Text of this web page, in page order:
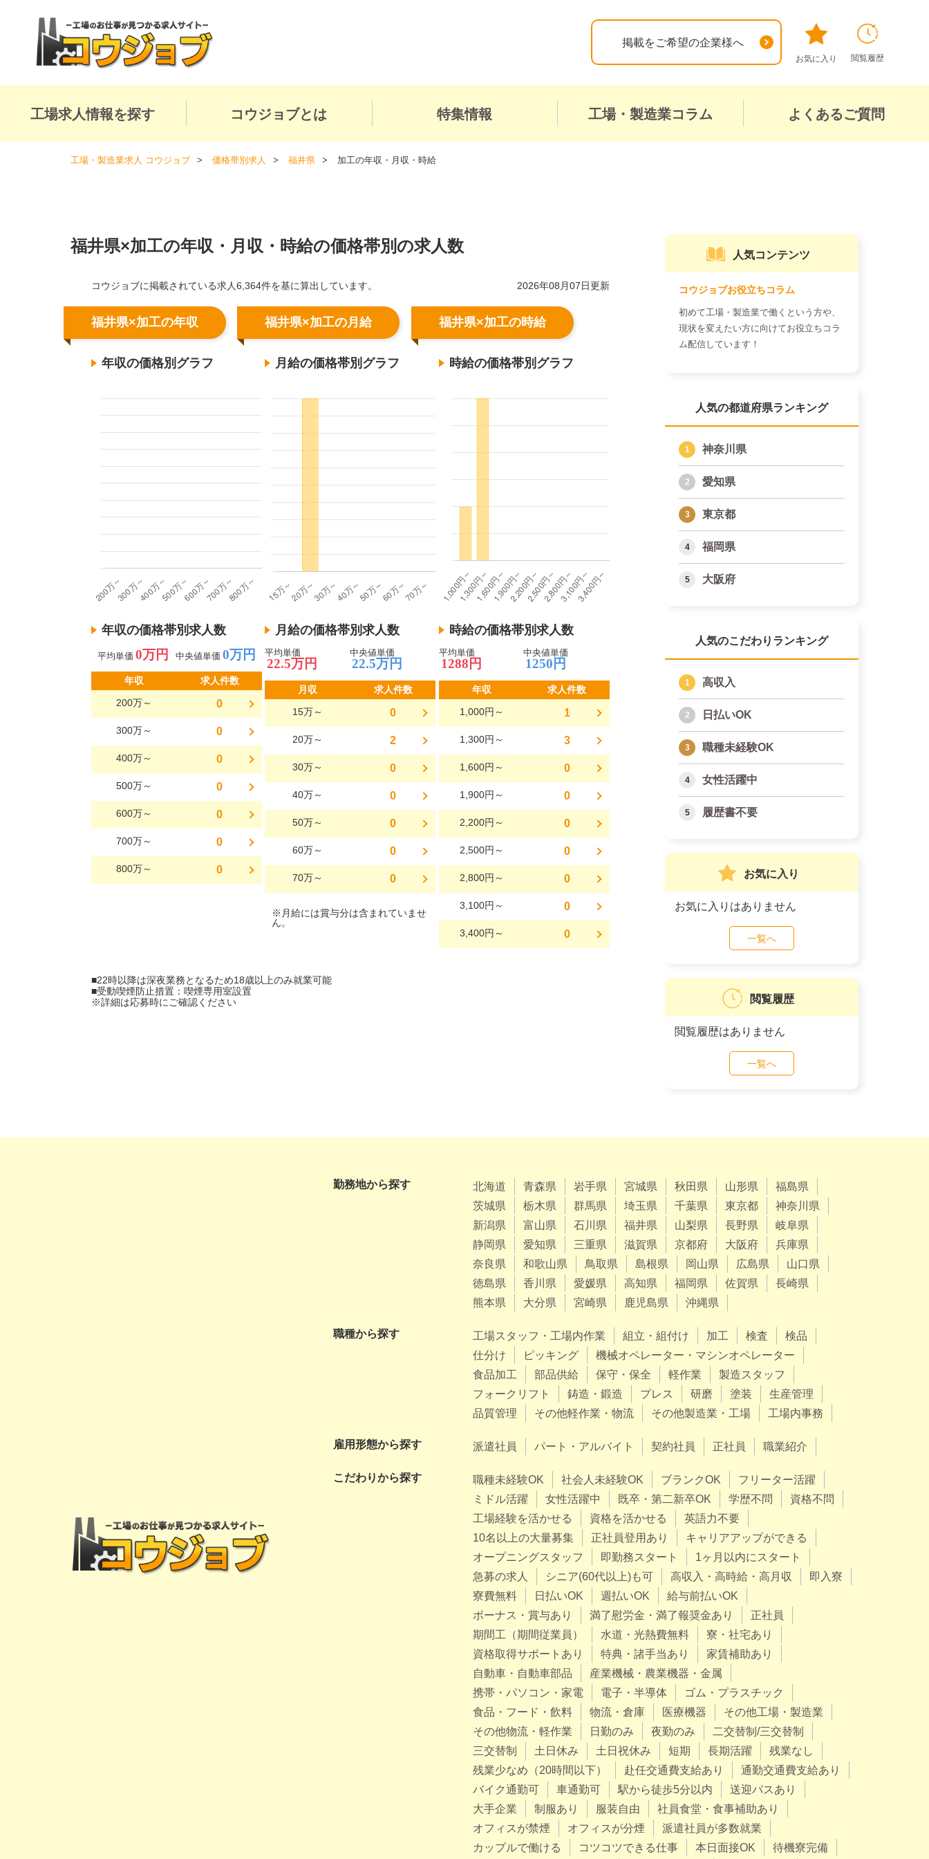
掲載をご希望の企業様へ
お気に入り 閲覧履歴
工場求人情報を探す コウジョブとは 特集情報 工場・製造業コラム よくあるご質問
工場・製造業求人 コウジョブ 価格帯別求人 福井県 加工の年収・月収・時給
福井県×加工の年収・月収・時給の価格帯別の求人数
2026年08月07日更新
コウジョブに掲載されている求人6,364件を基に算出しています。
福井県×加工の年収
年収の価格別グラフ
年収の価格帯別求人数
平均単価 0万円 中央値単価 0万円
年収
求人件数
200万～
0
300万～ 0
400万～ 0
500万～ 0
600万～ 0
700万～ 0
800万～ 0
福井県×加工の月給
月給の価格帯別グラフ
月給の価格帯別求人数
平均単価
22.5万円
中央値単価
22.5万円
月収
求人件数
15万～
0
20万～ 2
30万～ 0
40万～ 0
50万～ 0
60万～ 0
70万～ 0
※月給には賞与分は含まれていませ
ん。
福井県×加工の時給
時給の価格帯別グラフ
時給の価格帯別求人数
平均単価
1288円
中央値単価
1250円
年収
求人件数
1,000円～
1
1,300円～ 3
1,600円～ 0
1,900円～ 0
2,200円～ 0
2,500円～ 0
2,800円～ 0
3,100円～ 0
3,400円～ 0
人気コンテンツ
コウジョブお役立ちコラム
初めて工場・製造業で働くという方や、
現状を変えたい方に向けてお役立ちコラ
ム配信しています！
人気の都道府県ランキング
神奈川県
愛知県
東京都
福岡県
大阪府
人気のこだわりランキング
高収入
日払いOK
職種未経験OK
女性活躍中
履歴書不要
お気に入り
お気に入りはありません
一覧へ
閲覧履歴
閲覧履歴はありません
一覧へ
勤務地から探す 北海道 青森県 岩手県 宮城県 秋田県 山形県
福島県
茨城県
栃木県 群馬県 埼玉県 千葉県 東京都
神奈川県
新潟県
富山県 石川県 福井県 山梨県 長野県
岐阜県
静岡県
愛知県 三重県 滋賀県 京都府 大阪府
兵庫県
奈良県
和歌山県 鳥取県 島根県 岡山県 広島県
山口県
徳島県
香川県 愛媛県 高知県 福岡県 佐賀県
長崎県
熊本県
大分県 宮崎県 鹿児島県 沖縄県
職種から探す 工場スタッフ・工場内作業 組立・組付け 加工 検査
検品
仕分け
ピッキング
機械オペレーター・マシンオペレーター
食品加工
部品供給 保守・保全 軽作業
製造スタッフ
フォークリフト
鋳造・鍛造 プレス 研磨 塗装
生産管理
品質管理
その他軽作業・物流 その他製造業・工場 工場内事務
雇用形態から探す 派遣社員 パート・アルバイト 契約社員 正社員 職業紹介
こだわりから探す 職種未経験OK 社会人未経験OK ブランクOK
フリーター活躍
ミドル活躍
女性活躍中 既卒・第二新卒OK 学歴不問
資格不問
工場経験を活かせる
資格を活かせる
英語力不要
10名以上の大量募集
正社員登用あり
キャリアアップができる
オープニングスタッフ
即勤務スタート
1ヶ月以内にスタート
急募の求人
シニア(60代以上)も可 高収入・高時給・高月収
即入寮
寮費無料
日払いOK 週払いOK
給与前払いOK
ボーナス・賞与あり
満了慰労金・満了報奨金あり
正社員
期間工（期間従業員）
水道・光熱費無料
寮・社宅あり
資格取得サポートあり
特典・諸手当あり
家賃補助あり
自動車・自動車部品
産業機械・農業機器・金属
携帯・パソコン・家電
電子・半導体
ゴム・プラスチック
食品・フード・飲料
物流・倉庫 医療機器
その他工場・製造業
その他物流・軽作業
日勤のみ 夜勤のみ
二交替制/三交替制
三交替制
土日休み 土日祝休み 短期 長期活躍
残業なし
残業少なめ（20時間以下）
赴任交通費支給あり
通勤交通費支給あり
バイク通勤可
車通勤可 駅から徒歩5分以内
送迎バスあり
大手企業
制服あり 服装自由
社員食堂・食事補助あり
オフィスが禁煙
オフィスが分煙
派遣社員が多数就業
カップルで働ける
コツコツできる仕事 本日面接OK 待機寮完備